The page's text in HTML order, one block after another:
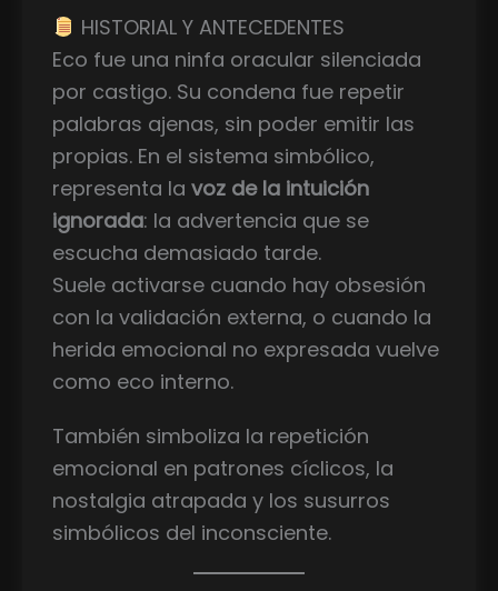
HISTORIAL Y ANTECEDENTES
Eco fue una ninfa oracular silenciada
por castigo. Su condena fue repetir
palabras ajenas, sin poder emitir las
propias. En el sistema simbólico,
representa la voz de la intuición
ignorada: la advertencia que se
escucha demasiado tarde.
Suele activarse cuando hay obsesión
con la validación externa, o cuando la
herida emocional no expresada vuelve
como eco interno.
También simboliza la repetición
emocional en patrones cíclicos, la
nostalgia atrapada y los susurros
simbólicos del inconsciente.